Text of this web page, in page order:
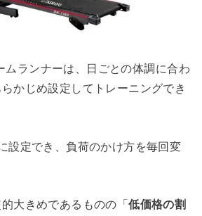
ムランナーは、日ごとの体調に合わ
かじめ設定してトレーニングでき
設定でき、負荷のかけ方を毎回変
大きめであるものの「低価格の割